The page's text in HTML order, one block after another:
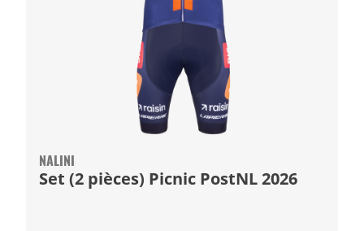
NALINI
Set (2 pièces) Picnic PostNL 2026